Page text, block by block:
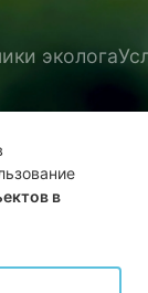
эколога
в